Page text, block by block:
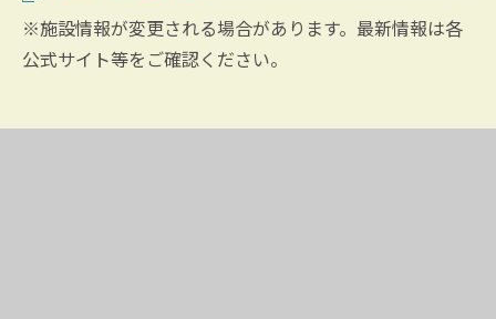
※施設情報が変更される場合があります。最新情報は各
公式サイト等をご確認ください。